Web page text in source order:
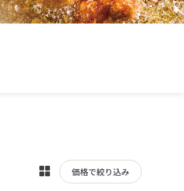
表
価格で絞り込み